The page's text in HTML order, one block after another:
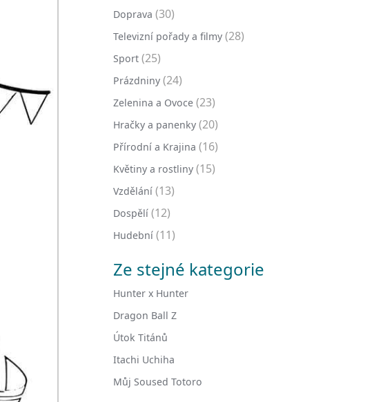
Doprava (30)
Televizní pořady a filmy (28)
Sport (25)
Prázdniny (24)
Zelenina a Ovoce (23)
Hračky a panenky (20)
Přírodní a Krajina (16)
Květiny a rostliny (15)
Vzdělání (13)
Dospělí (12)
Hudební (11)
Ze stejné kategorie
Hunter x Hunter
Dragon Ball Z
Útok Titánů
Itachi Uchiha
Můj Soused Totoro